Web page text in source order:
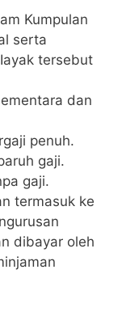
Kumpulan
serta
tersebut
dan
penuh.
gaji.
gaji.
termasuk ke
dibayar oleh